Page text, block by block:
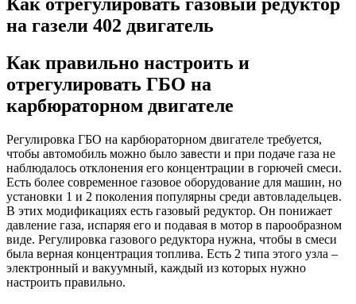
на газели 402 двигатель
Как правильно настроить и
отрегулировать ГБО на
карбюраторном двигателе
Регулировка ГБО на карбюраторном двигателе требуется,
чтобы автомобиль можно было завести и при подаче газа не
наблюдалось отклонения его концентрации в горючей смеси.
Есть более современное газовое оборудование для машин, но
установки 1 и 2 поколения популярны среди автовладельцев.
В этих модификациях есть газовый редуктор. Он понижает
давление газа, испаряя его и подавая в мотор в парообразном
виде. Регулировка газового редуктора нужна, чтобы в смеси
была верная концентрация топлива. Есть 2 типа этого узла –
электронный и вакуумный, каждый из которых нужно
настроить правильно.